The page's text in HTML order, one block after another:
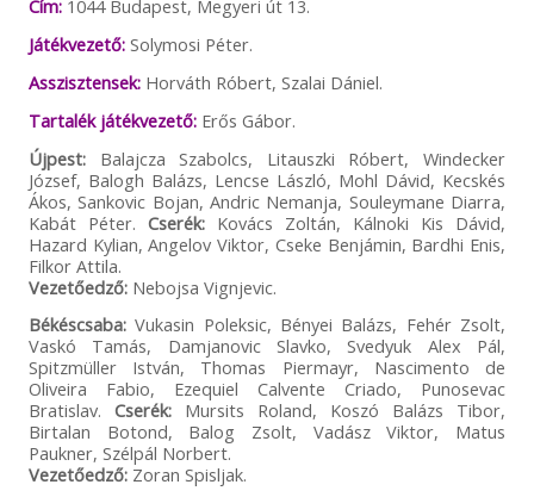
Cím:1044 Budapest, Megyeri út 13.
Játékvezető:Solymosi Péter.
Asszisztensek: Horváth Róbert, Szalai Dániel.
Tartalék játékvezető:Erős Gábor.
Újpest:Balajcza Szabolcs, Litauszki Róbert, Windecker
József, Balogh Balázs, Lencse László, Mohl Dávid, Kecskés
Ákos, Sankovic Bojan, Andric Nemanja, Souleymane Diarra,
Kabát Péter. Cserék:Kovács Zoltán, Kálnoki Kis Dávid,
Hazard Kylian, Angelov Viktor, Cseke Benjámin, Bardhi Enis,
Filkor Attila.
Vezetőedző:Nebojsa Vignjevic.
Békéscsaba:Vukasin Poleksic, Bényei Balázs, Fehér Zsolt,
Vaskó Tamás, Damjanovic Slavko, Svedyuk Alex Pál,
Spitzmüller István, Thomas Piermayr, Nascimento de
Oliveira Fabio, Ezequiel Calvente Criado, Punosevac
Bratislav. Cserék:Mursits Roland, Koszó Balázs Tibor,
Birtalan Botond, Balog Zsolt, Vadász Viktor, Matus
Paukner, Szélpál Norbert.
Vezetőedző:Zoran Spisljak.